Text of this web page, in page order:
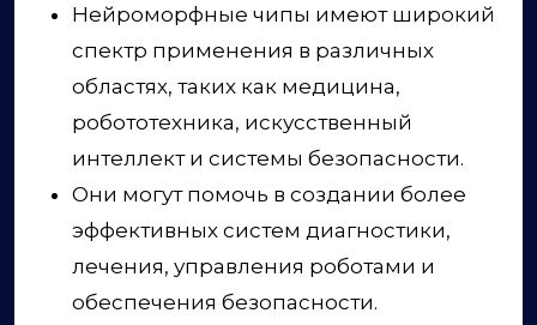
Нейроморфные чипы имеют широкий
спектр применения в различных
областях, таких как медицина,
робототехника, искусственный
интеллект и системы безопасности.
Они могут помочь в создании более
эффективных систем диагностики,
лечения, управления роботами и
обеспечения безопасности.